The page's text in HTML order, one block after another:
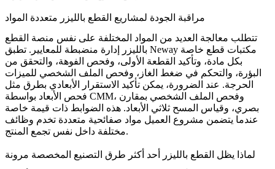
مراقبة الجودة لمشاريع القطع بالليزر متعددة المواد
تتطلب معالجة العديد من المواد المختلفة على نفس منصة القطع
بالليزر إدارة منضبطة للمعايير. تطبق Neway مكتبات قطع خاصة
بكل مادة، وتأكيد القطعة الأولى، وفحص الفوهة، والتحقق من
البؤرة، والتحكم في ضغط الغاز، وفحص الملف الشخصي للميزات
الحرجة. عند الضرورة، يمكن تأكيد الاستقرار الأبعادي بطرق مثل
فحص الأبعاد بواسطة CMM
، وفحص الملف الشخصي بمقارن
بصري، وقياس المسح ثلاثي الأبعاد. هذه الضوابط ذات قيمة خاصة
عندما يتضمن مشروع العميل مواد صفائحية متعددة تخدم وظائف
مختلفة داخل نفس تجمع المنتج.
لماذا يظل القطع بالليزر أحد أكثر طرق التصنيع المخصصة مرونة